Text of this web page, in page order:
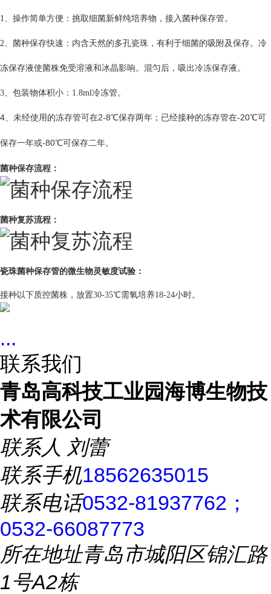
1、操作简单方便：挑取细菌新鲜纯培养物，接入菌种保存管。
2、菌种保存快速：内含天然的多孔瓷珠，有利于细菌的吸附及保存。冷
冻保存液使菌株免受溶液和冰晶影响。混匀后，吸出冷冻保存液。
3、包装物体积小：1.8ml冷冻管。
4、 未经使用的冻存管可在2-8℃保存两年；已经接种的冻存管在-20℃可
保存一年或-80℃可保存二年。
菌种保存流程：
菌种复苏流程：
瓷珠菌种保存管的微生物灵敏度试验：
接种以下质控菌株，放置30-35℃需氧培养18-24小时。
...
联系我们
青岛高科技工业园海博生物技
术有限公司
联系人 刘蕾
联系手机18562635015
联系电话0532-81937762；
0532-66087773
所在地址青岛市城阳区锦汇路
1号A2栋